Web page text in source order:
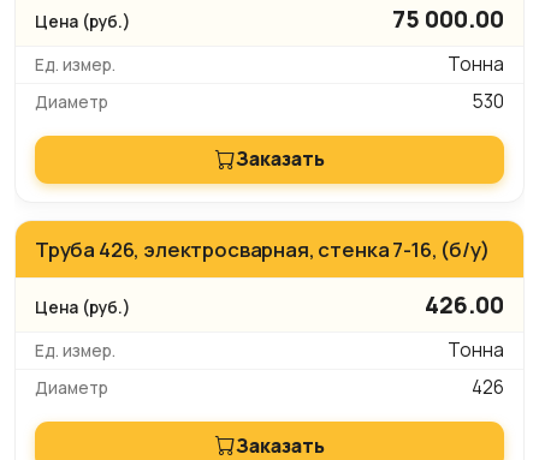
75 000.00
Тонна
530
Заказать
Труба 426, электросварная, стенка 7-16, (б/у)
426.00
Тонна
426
Заказать